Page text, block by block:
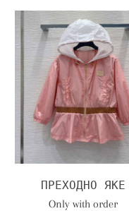
ПРЕХОДНО ЯКЕ
Only with order